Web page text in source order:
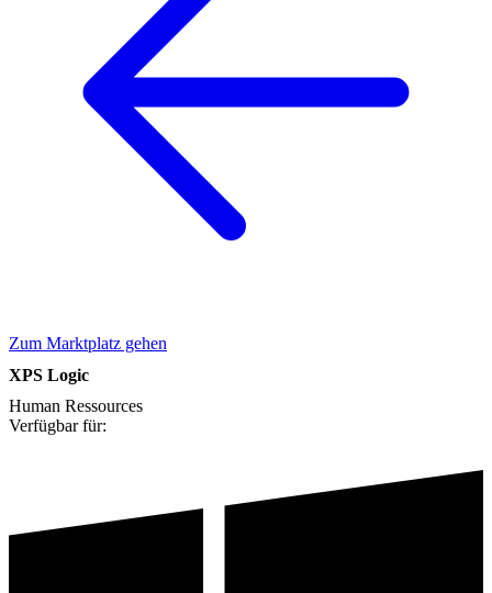
Zum Marktplatz gehen
XPS Logic
Human Ressources
Verfügbar für: